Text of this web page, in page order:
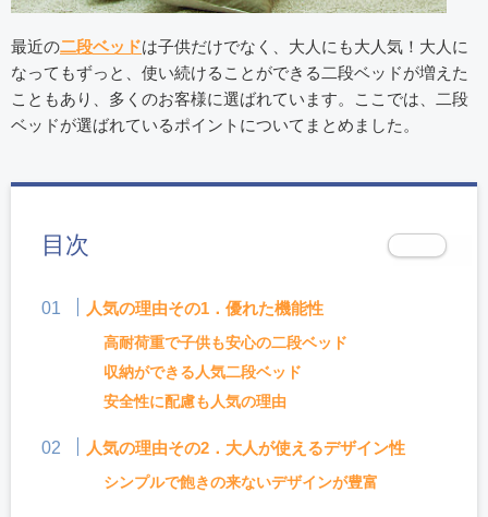
最近の二段ベッドは子供だけでなく、大人にも大人気！大人に
なってもずっと、使い続けることができる二段ベッドが増えた
こともあり、多くのお客様に選ばれています。ここでは、二段
ベッドが選ばれているポイントについてまとめました。
目次
人気の理由その1．優れた機能性
高耐荷重で子供も安心の二段ベッド
収納ができる人気二段ベッド
安全性に配慮も人気の理由
人気の理由その2．大人が使えるデザイン性
シンプルで飽きの来ないデザインが豊富